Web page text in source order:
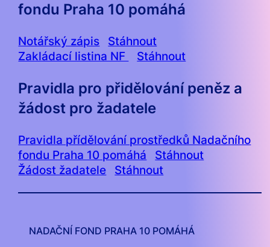
fondu Praha 10 pomáhá
Notářský zápis
Stáhnout
Zakládací listina NF
Stáhnout
Pravidla pro přidělování peněz a
žádost pro žadatele
Pravidla přídělování prostředků Nadačního
fondu Praha 10 pomáhá
Stáhnout
Žádost žadatele
Stáhnout
NADAČNÍ FOND PRAHA 10 POMÁHÁ